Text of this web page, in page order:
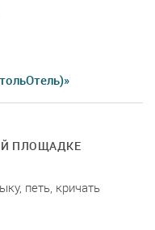
ПЛОЩАДКЕ
петь, кричать